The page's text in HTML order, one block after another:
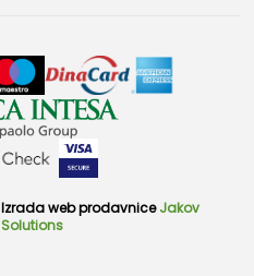
Izrada web prodavnice Jakov